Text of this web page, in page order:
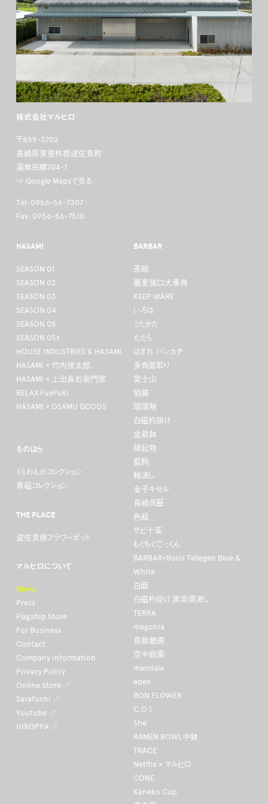
株式会社マルヒロ
〒859-3702
長崎県東彼杵郡波佐見町
湯無田郷704-1
☞ Google Mapsで見る
Tel: 0956-56-7307
Fax: 0956-56-7510
HASAMI
SEASON 01
SEASON 02
SEASON 03
SEASON 04
SEASON 05
SEASON 05s
HOUSE INDUSTRIES & HASAMI
HASAMI × 竹内俊太郎
HASAMI × 上出長右衛門窯
RELAX FueFuki
HASAMI × OSAMU GOODS
BARBAR
茶碗
蕎麦猪口大事典
KEEP WARE
いろは
うたかた
たたら
はぎれ ハンカチ
多角面取り
富士山
狛猫
瑠璃釉
白磁杓掛け
盆栽鉢
縁起物
藍駒
釉流し
金子キセル
長崎民藝
色絵
サビ十草
もぐもぐごっくん
BARBAR×Boris Tellegen Blue &
White
白面
白磁杓掛け 黒呉須流し
TERRA
magonia
鳥獣戯画
空中庭園
mandala
eden
BON FLOWER
C.O.I
She
RAMEN BOWL中鉢
TRACE
Netflix × マルヒロ
CONE
Kaneko Cup
ものはら
くらわんかコレクション
青磁コレクション
THE PLACE
波佐見焼フラワーポット
マルヒロについて
News
Press
Flagship Store
For Business
Contact
Company Information
Privacy Policy
Online Store ↗
Sarafuchi ↗
Youtube ↗
HIROPPA ↗